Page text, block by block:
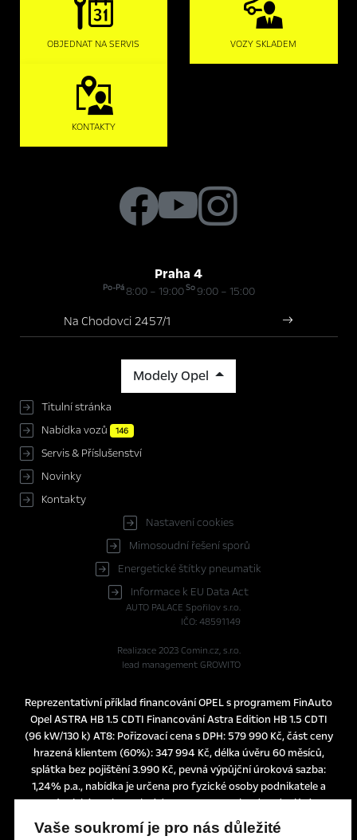
OBJEDNAT NA SERVIS VOZY SKLADEM
KONTAKTY
Praha 4
Po-Pá8:00 – 19:00So9:00 – 15:00
Na Chodovci 2457/1
Modely Opel
Titulní stránka
Nabídka vozů
146
Servis & Příslušenství
Novinky
Kontakty
Nastavení cookies
Mimosoudní řešení sporů
Energetické štítky pneumatik
Informace k EU Data Act
AUTO PALACE Spořilov s.r.o.
IČO: 48591149
Realizace 2023 Comin.cz, s.r.o.
lead management GROWITO
Reprezentativní příklad financování OPEL s programem FinAuto
Opel ASTRA HB 1.5 CDTI Financování Astra Edition HB 1.5 CDTI
(96 kW/130 k) AT8: Pořizovací cena s DPH: 579 990 Kč, část ceny
hrazená klientem (60%): 347 994 Kč, délka úvěru 60 měsíců,
splátka bez pojištění 3.990 Kč, pevná výpůjční úroková sazba:
1,24% p.a., nabídka je určena pro fyzické osoby podnikatele a
právnické osoby a platí do 30. 6. 2026 nebo do odvolání.
Tato nabídka je pouze indikativní, není návrhem na uzavření
smlouvy a nelze z ní proto dovozovat povinnost společnosti
Vaše soukromí je pro nás důležité